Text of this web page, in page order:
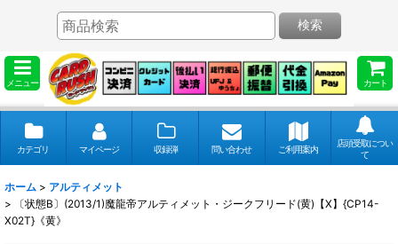
メニュー カート
検索
カテゴリ マイページ 収録弾 問い合わせ ご利用案内
店頭受取につい
て
ホーム > アルティメット
>
〔状態B〕(2013/1)魔龍帝アルティメット・ジークフリード(黄)【X】{CP14-
X02T}《黄》